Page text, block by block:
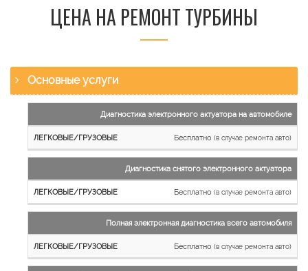
ЦЕНА НА РЕМОНТ ТУРБИНЫ
Основные услуги
работы
Легковые
и
Грузовые
автомобили
Диагностика электронного актуатора на автомобиле
Бесплатно (в случае ремонта авто)
Диагностика снятого электронного актуатора
Бесплатно (в случае ремонта авто)
Полная электронная диагностика всего автомобиля
Бесплатно (в случае ремонта авто)